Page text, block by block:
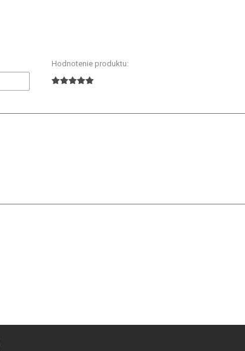
Hodnotenie produktu: